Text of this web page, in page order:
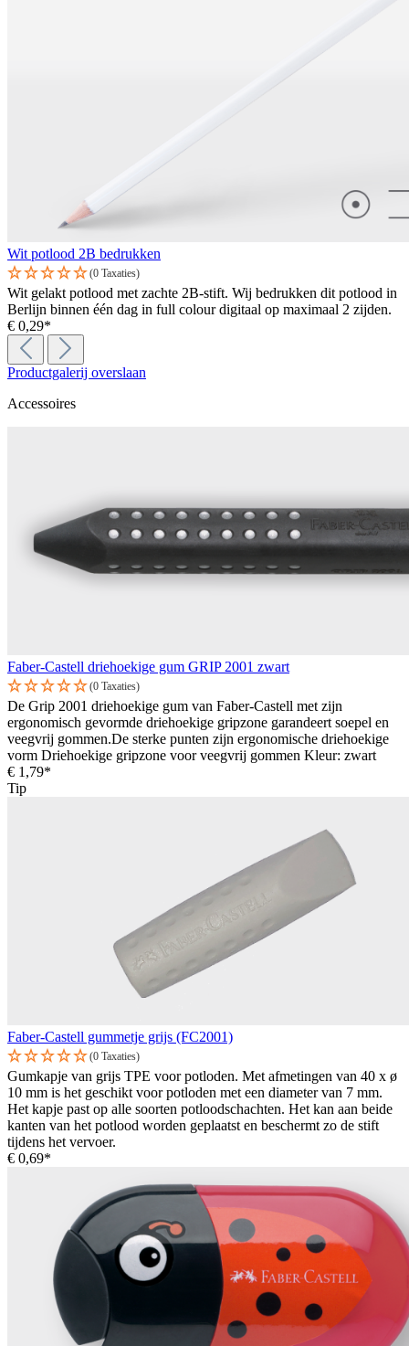
Wit potlood 2B bedrukken
(0 Taxaties)
Wit gelakt potlood met zachte 2B-stift. Wij bedrukken dit potlood in
Berlijn binnen één dag in full colour digitaal op maximaal 2 zijden.
€ 0,29*
Productgalerij overslaan
Accessoires
Faber-Castell driehoekige gum GRIP 2001 zwart
(0 Taxaties)
De Grip 2001 driehoekige gum van Faber-Castell met zijn
ergonomisch gevormde driehoekige gripzone garandeert soepel en
veegvrij gommen.De sterke punten zijn ergonomische driehoekige
vorm Driehoekige gripzone voor veegvrij gommen Kleur: zwart
€ 1,79*
Tip
Faber-Castell gummetje grijs (FC2001)
(0 Taxaties)
Gumkapje van grijs TPE voor potloden. Met afmetingen van 40 x ø
10 mm is het geschikt voor potloden met een diameter van 7 mm.
Het kapje past op alle soorten potloodschachten. Het kan aan beide
kanten van het potlood worden geplaatst en beschermt zo de stift
tijdens het vervoer.
€ 0,69*